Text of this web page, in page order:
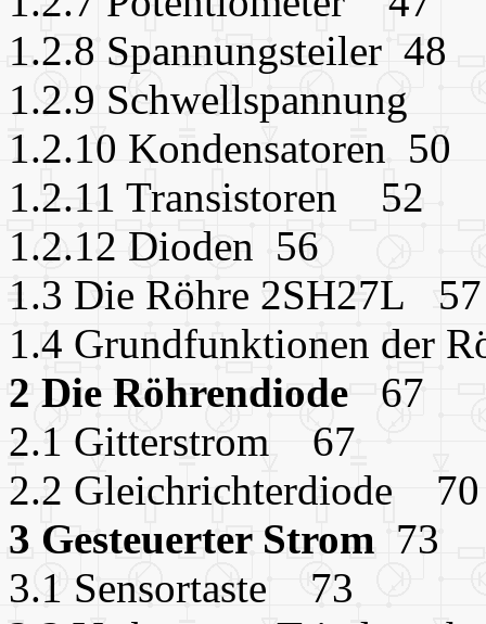
1.2.8 Spannungsteiler 48
1.2.9
1.2.10 Kondensatoren 50
1.2.11 Transistoren 52
1.2.12 Dioden 56
1.3 Die Röhre 2SH27L
1.4 Grundfunktionen der
2 Die Röhrendiode 67
2.1 Gitterstrom 67
2.2 Gleichrichterdiode
3 Gesteuerter Strom 73
3.1 Sensortaste 73